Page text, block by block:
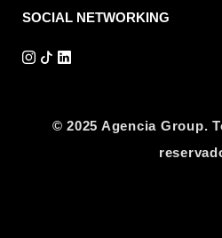
SOCIAL NETWORKING
© 2025 Agencia Group.